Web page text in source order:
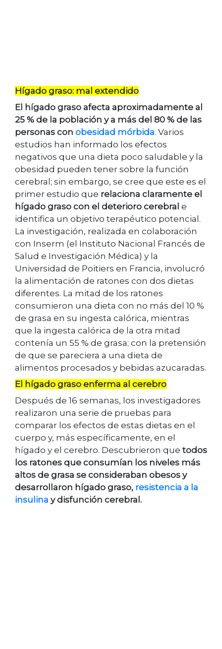
Hígado graso: mal extendido
El hígado graso afecta aproximadamente al
25 % de la población y a más del 80 % de las
personas con obesidad mórbida. Varios
estudios han informado los efectos
negativos que una dieta poco saludable y la
obesidad pueden tener sobre la función
cerebral; sin embargo, se cree que este es el
primer estudio que relaciona claramente el
hígado graso con el deterioro cerebral e
identifica un objetivo terapéutico potencial.
La investigación, realizada en colaboración
con Inserm (el Instituto Nacional Francés de
Salud e Investigación Médica) y la
Universidad de Poitiers en Francia, involucró
la alimentación de ratones con dos dietas
diferentes. La mitad de los ratones
consumieron una dieta con no más del 10 %
de grasa en su ingesta calórica, mientras
que la ingesta calórica de la otra mitad
contenía un 55 % de grasa; con la pretensión
de que se pareciera a una dieta de
alimentos procesados y bebidas azucaradas.
El hígado graso enferma al cerebro
Después de 16 semanas, los investigadores
realizaron una serie de pruebas para
comparar los efectos de estas dietas en el
cuerpo y, más específicamente, en el
hígado y el cerebro. Descubrieron que todos
los ratones que consumían los niveles más
altos de grasa se consideraban obesos y
desarrollaron hígado graso, resistencia a la
insulina y disfunción cerebral.